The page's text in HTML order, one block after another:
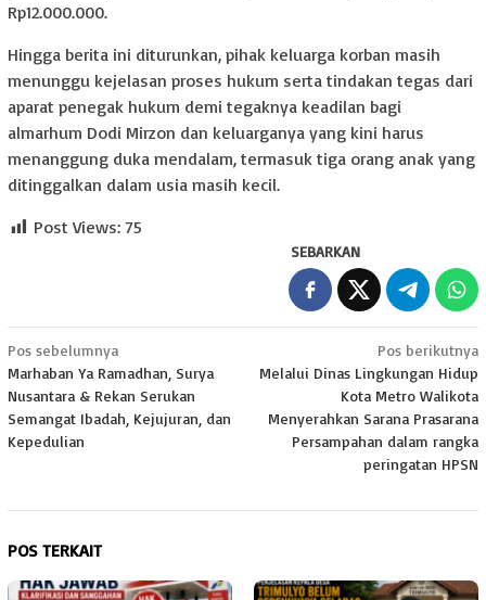
Rp12.000.000.
Hingga berita ini diturunkan, pihak keluarga korban masih
menunggu kejelasan proses hukum serta tindakan tegas dari
aparat penegak hukum demi tegaknya keadilan bagi
almarhum Dodi Mirzon dan keluarganya yang kini harus
menanggung duka mendalam, termasuk tiga orang anak yang
ditinggalkan dalam usia masih kecil.
Post Views: 75
SEBARKAN
Navigasi
pos
Pos sebelumnya
Marhaban Ya Ramadhan, Surya
Nusantara & Rekan Serukan
Semangat Ibadah, Kejujuran, dan
Kepedulian
Pos berikutnya
Melalui Dinas Lingkungan Hidup
Kota Metro Walikota
Menyerahkan Sarana Prasarana
Persampahan dalam rangka
peringatan HPSN
POS TERKAIT